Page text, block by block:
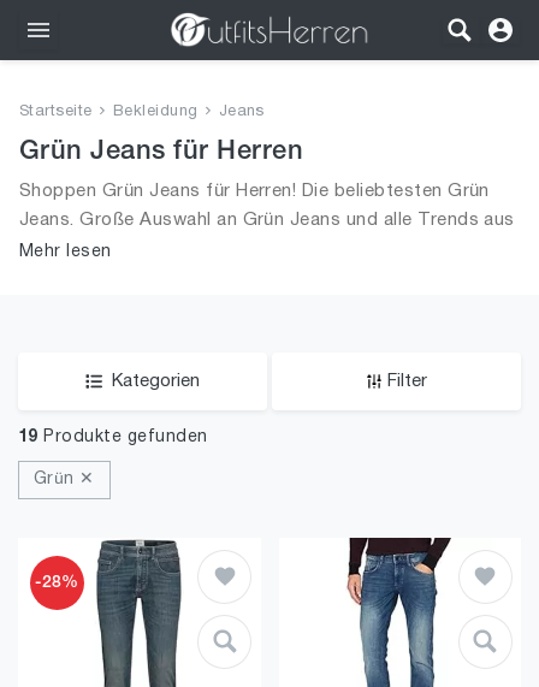
Bekleidung
Wäsche
Schuhe
Startseite Bekleidung Jeans
Grün Jeans für Herren
Shoppen Grün Jeans für Herren! Die beliebtesten Grün
Jeans. Große Auswahl an Grün Jeans und alle Trends aus
2026 für Männer!
Mehr lesen
Kategorien Filter
19 Produkte gefunden
Grün ✕
-28%